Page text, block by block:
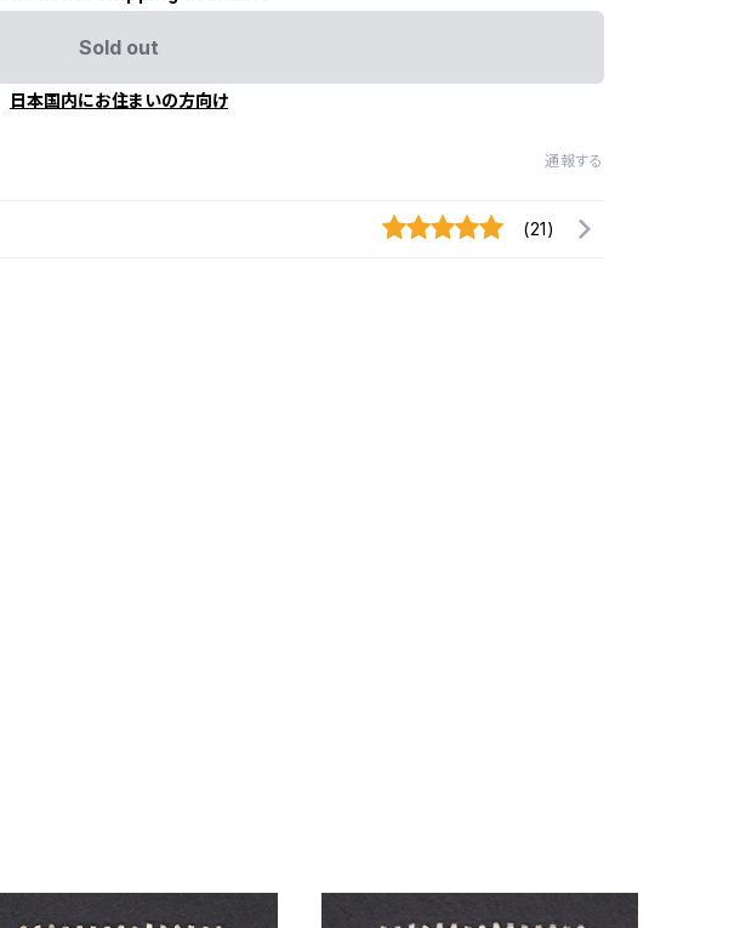
Sold out
日本国内にお住まいの方向け
通報する
(21)